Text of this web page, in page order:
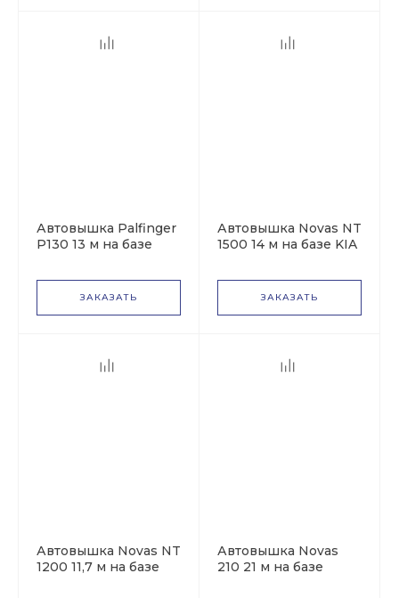
Автовышка Palfinger
P130 13 м на базе
ЗАКАЗАТЬ
Автовышка Novas NT
1500 14 м на базе KIA
ЗАКАЗАТЬ
Автовышка Novas NT
1200 11,7 м на базе
Автовышка Novas
210 21 м на базе